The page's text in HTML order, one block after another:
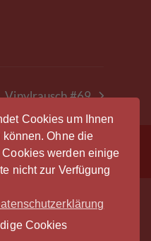
Cookies um Ihnen
Ohne die
werden einige
nicht zur Verfügung
Cookies
Nächster
Beitrag:
Vinylrausch #69